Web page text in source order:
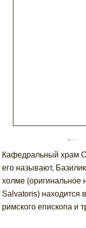
←
Кафедральный храм
его называют,
холме (оригинальное
Salvatoris) находится
римского епископа и